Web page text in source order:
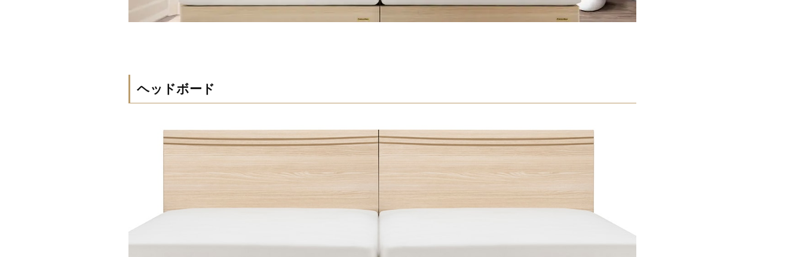
ヘッドボード